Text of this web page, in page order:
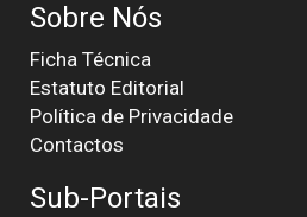
Sobre Nós
Ficha Técnica
Estatuto Editorial
Política de Privacidade
Contactos
Sub-Portais